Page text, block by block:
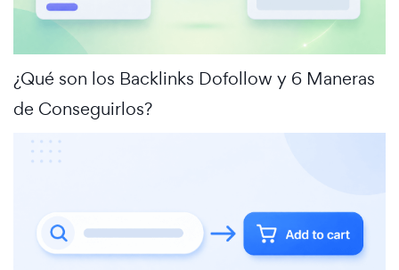
¿Qué son los Backlinks Dofollow y 6 Maneras
de Conseguirlos?